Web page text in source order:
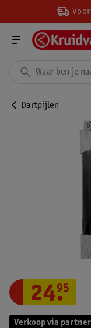
Dartpijlen
Verkoop via partner
24.
95